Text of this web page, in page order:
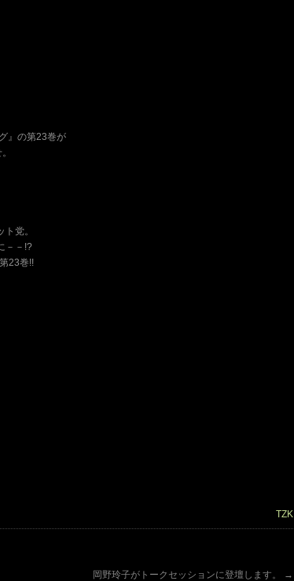
』の第23巻が
党。
－－!?
23巻!!
TZK
岡野玲子がトークセッションに登壇します。 →